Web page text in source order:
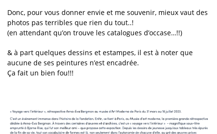
Donc, pour vous donner envie et me souvenir, mieux vaut des
photos pas terribles que rien du tout..!
(en attendant qu’on trouve les catalogues d’occase…!!)
& à part quelques dessins et estampes, il est à noter que
aucune de ses peintures n’est encadrée.
Ça fait un bien fou!!!